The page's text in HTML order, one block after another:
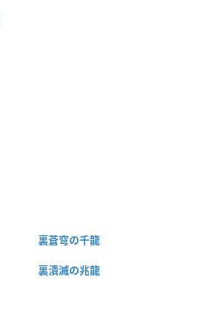
裏蒼穹の千龍
裏潰滅の兆龍